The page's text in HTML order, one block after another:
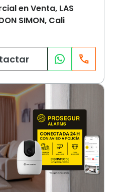
en Venta, LAS
SIMON, Cali